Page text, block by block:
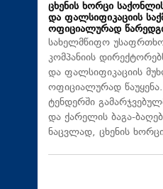
ცხენის ხორცი
და ფალსიფიკაციის
ოფიციალურად
სახელმწიფო
კომპანიის
და ფალსიფიკაციის
ოფიციალურად
ტენდერში
და ქარელის ბაგა-
ნაცვლად, ცხენის